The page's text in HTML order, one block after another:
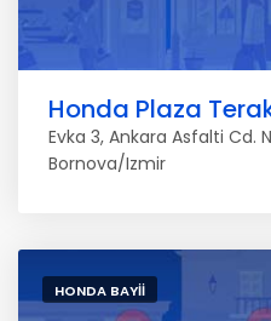
Honda Plaza
Evka 3, Ankara Asfalti Cd.
Bornova/Izmir
HONDA BAYII